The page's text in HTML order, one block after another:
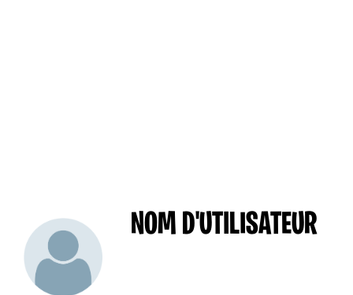
NOM D'UTILISATEUR